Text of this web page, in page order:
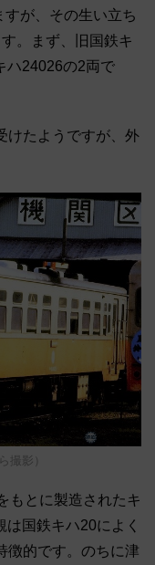
が、その生い立ち
。まず、旧国鉄キ
ハ24026の2両で
けたようですが、外
撮影）
もとに製造されたキ
国鉄キハ20によく
徴的です。のちに津